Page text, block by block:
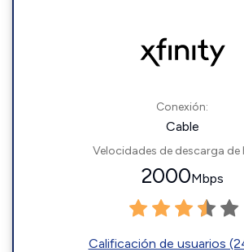
Conexión:
Cable
Velocidades de descarga de
2000Mbps
Calificación de usuarios